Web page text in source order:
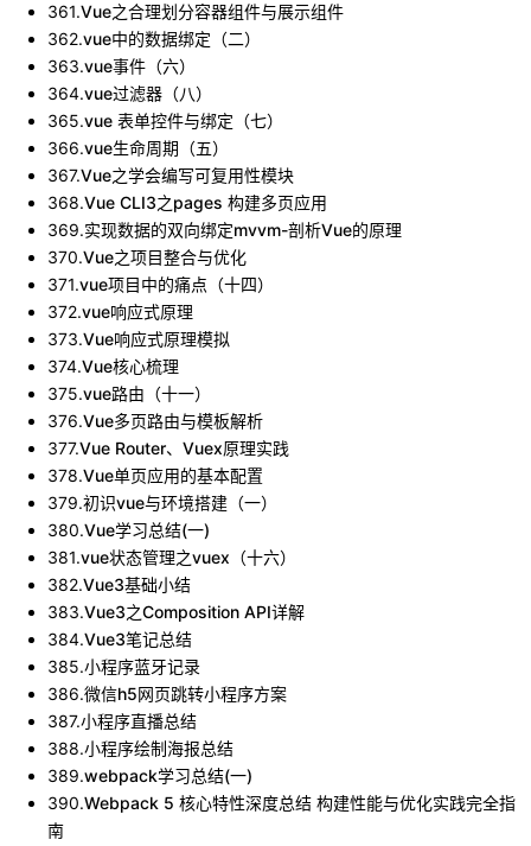
361.Vue之合理划分容器组件与展示组件
362.vue中的数据绑定（二）
363.vue事件（六）
364.vue过滤器（八）
365.vue 表单控件与绑定（七）
366.vue生命周期（五）
367.Vue之学会编写可复用性模块
368.Vue CLI3之pages 构建多页应用
369.实现数据的双向绑定mvvm-剖析Vue的原理
370.Vue之项目整合与优化
371.vue项目中的痛点（十四）
372.vue响应式原理
373.Vue响应式原理模拟
374.Vue核心梳理
375.vue路由（十一）
376.Vue多页路由与模板解析
377.Vue Router、Vuex原理实践
378.Vue单页应用的基本配置
379.初识vue与环境搭建（一）
380.Vue学习总结(一)
381.vue状态管理之vuex（十六）
382.Vue3基础小结
383.Vue3之Composition API详解
384.Vue3笔记总结
385.小程序蓝牙记录
386.微信h5网页跳转小程序方案
387.小程序直播总结
388.小程序绘制海报总结
389.webpack学习总结(一)
390.Webpack 5 核心特性深度总结 构建性能与优化实践完全指
南